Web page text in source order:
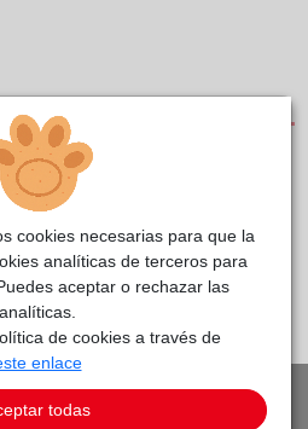
ANIMALES
Y UNIDADES MÓVILES
A LISTADO DE CLÍNICAS
cookies necesarias para que la
analíticas de terceros para
aceptar o rechazar las
analíticas.
de cookies a través de
enlace
todas